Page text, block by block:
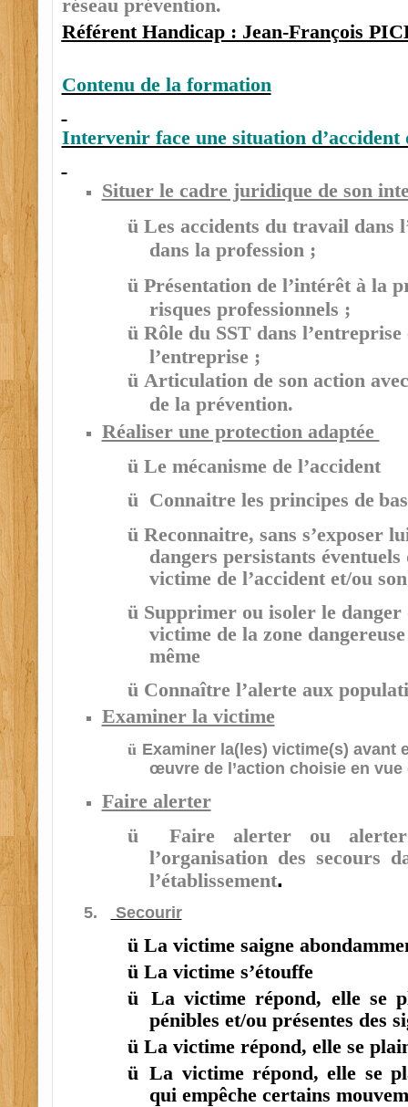
réseau prévention.
Référent Handicap : Jean-François
Contenu de la formation
Intervenir face une situation d’accident
Situer le cadre juridique de son
ü Les accidents du travail dans
dans la profession ;
ü Présentation de l’intérêt à la
risques professionnels ;
ü Rôle du SST dans l’entreprise
l’entreprise ;
ü Articulation de son action
de la prévention.
Réaliser une protection adaptée
ü Le mécanisme de l’accident
ü Connaitre les principes de
ü Reconnaitre, sans s’exposer
dangers persistants
victime de l’accident et/ou
ü Supprimer ou isoler le
victime de la zone
même
ü Connaître l’alerte aux
Examiner la victime
ü Examiner la(les) victime(s) avant
œuvre de l’action choisie en
Faire alerter
ü
Faire alerter ou
l’organisation des secours
l’établissement.
5. Secourir
ü La victime saigne
ü La victime s’étouffe
ü La victime répond, elle se
pénibles et/ou présentes des
ü La victime répond, elle se
ü La victime répond, elle se
qui empêche certains